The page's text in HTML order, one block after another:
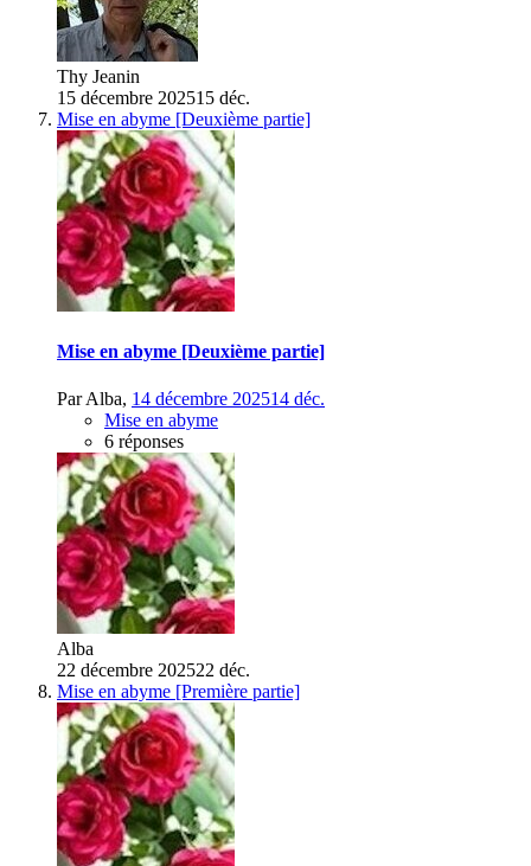
Thy Jeanin
15 décembre 202515 déc.
Mise en abyme [Deuxième partie]
Mise en abyme [Deuxième partie]
ParAlba, 14 décembre 202514 déc.
Mise en abyme
6 réponses
Alba
22 décembre 202522 déc.
Mise en abyme [Première partie]